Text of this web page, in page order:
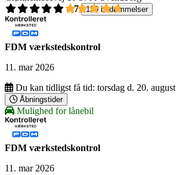
4,7
139 bedømmelser
FDM værkstedskontrol
11. mar 2026
Du kan tidligst få tid: torsdag d. 20. august
Åbningstider
Mulighed for lånebil
FDM værkstedskontrol
11. mar 2026